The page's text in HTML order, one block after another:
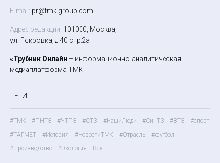
E-mail: pr@tmk-group.com
Адрес редакции: 101000, Москва,
ул. Покровка, д.40 стр.2а
«Трубник Онлайн – информационно-аналитическая
медиаплатформа ТМК
ТЕГИ
#ТМК #ПНТЗ #ЧТПЗ #СТЗ #НашиЛюди #СинТЗ #ВТЗ
#спорт
#ТАГМЕТ
#История #НовостиТМК #Отрасль
#футбол
#Производство
#Экология Все